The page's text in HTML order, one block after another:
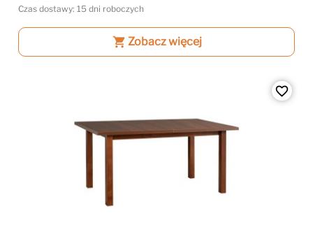
Czas dostawy: 15 dni roboczych
shopping_cart Zobacz więcej
favorite_border